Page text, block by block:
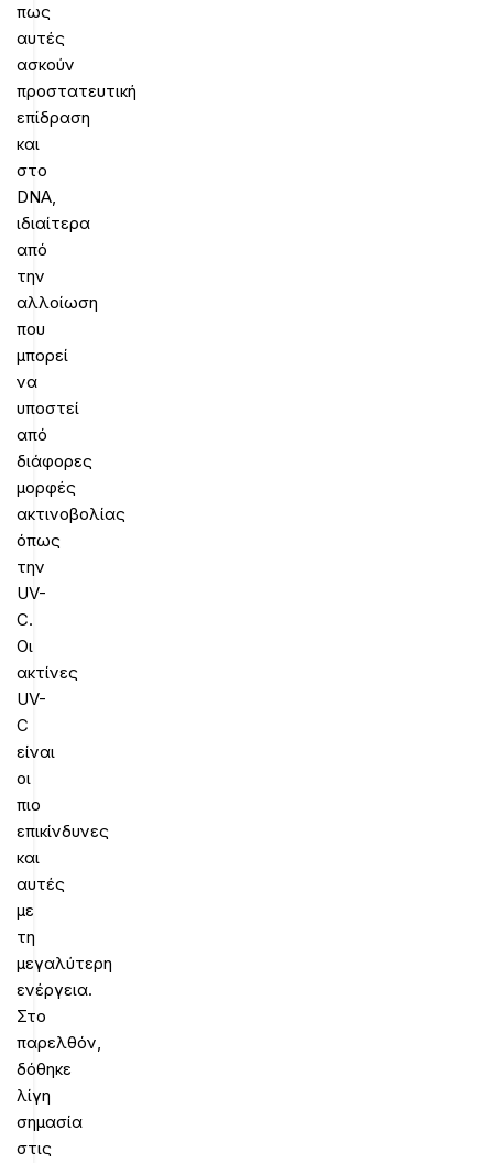
πως
αυτές
ασκούν
προστατευτική
επίδραση
και
στο
DNA,
ιδιαίτερα
από
την
αλλοίωση
που
μπορεί
να
υποστεί
από
διάφορες
μορφές
ακτινοβολίας
όπως
την
UV-
C.
Οι
ακτίνες
UV-
C
είναι
οι
πιο
επικίνδυνες
και
αυτές
με
τη
μεγαλύτερη
ενέργεια.
Στο
παρελθόν,
δόθηκε
λίγη
σημασία
στις